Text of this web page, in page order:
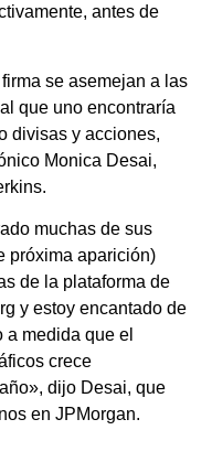
antes de
se asemejan a las
que uno encontraría
divisas y acciones,
Monica Desai,
muchas de sus
próxima aparición)
de la plataforma de
y estoy encantado de
medida que el
crece
dijo Desai, que
en JPMorgan.